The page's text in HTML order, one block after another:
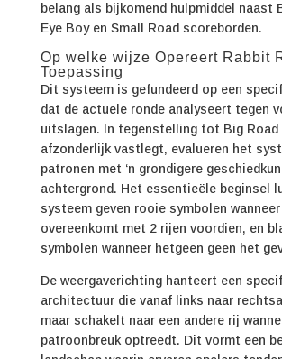
belang als bijkomend hulpmiddel naast
Eye Boy en Small Road scoreborden.
Op welke wijze Opereert Rabbit
Toepassing
Dit systeem is gefundeerd op een
dat de actuele ronde analyseert tegen
uitslagen. In tegenstelling tot Big Road
afzonderlijk vastlegt, evalueren het
patronen met ‘n grondigere
achtergrond. Het essentieële beginsel
systeem geven rooie symbolen
overeenkomt met 2 rijen voordien, en
symbolen wanneer hetgeen geen het
De weergaverichting hanteert een
architectuur die vanaf links naar
maar schakelt naar een andere rij
patroonbreuk optreedt. Dit vormt een